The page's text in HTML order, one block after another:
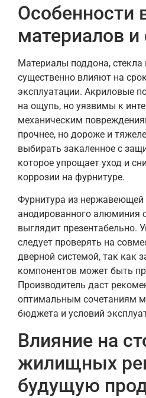
Особенности
материалов
Материалы поддона, стекла
существенно влияют на
эксплуатации. Акриловые
на ощупь, но уязвимы к
механическим
прочнее, но дороже и
выбирать закаленное с
которое упрощает уход и
коррозии на фурнитуре.
Фурнитура из нержавеющей
анодированного алюминия
выглядит презентабельно.
следует проверять на
дверной системой, так как
компонентов может быть
Производитель даст
оптимальным сочетаниям
бюджета и условий
Влияние на
жилищных
будущую